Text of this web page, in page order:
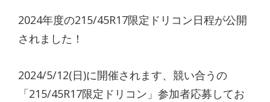
2024年度の215/45R17限定ドリコン日程が公開
されました！
2024/5/12(日)に開催されます、競い合うの
「215/45R17限定ドリコン」参加者応募してお